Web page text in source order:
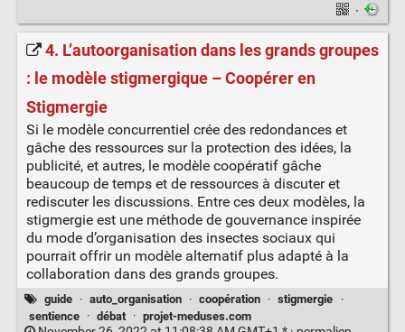
·
4. L’autoorganisation dans les grands groupes
: le modèle stigmergique – Coopérer en
Stigmergie
Si le modèle concurrentiel crée des redondances et
gâche des ressources sur la protection des idées, la
publicité, et autres, le modèle coopératif gâche
beaucoup de temps et de ressources à discuter et
rediscuter les discussions. Entre ces deux modèles, la
stigmergie est une méthode de gouvernance inspirée
du mode d’organisation des insectes sociaux qui
pourrait offrir un modèle alternatif plus adapté à la
collaboration dans des grands groupes.
guide · auto_organisation · coopération · stigmergie
·
sentience
· débat · projet-meduses.com